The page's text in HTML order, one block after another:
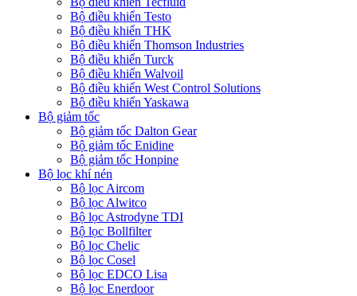
Bộ điều khiển Testo
Bộ điều khiển THK
Bộ điều khiển Thomson Industries
Bộ điều khiển Turck
Bộ điều khiển Walvoil
Bộ điều khiển West Control Solutions
Bộ điều khiển Yaskawa
Bộ giảm tốc
Bộ giảm tốc Dalton Gear
Bộ giảm tốc Enidine
Bộ giảm tốc Honpine
Bộ lọc khí nén
Bộ lọc Aircom
Bộ lọc Alwitco
Bộ lọc Astrodyne TDI
Bộ lọc Bollfilter
Bộ lọc Chelic
Bộ lọc Cosel
Bộ lọc EDCO Lisa
Bộ lọc Enerdoor